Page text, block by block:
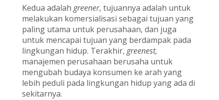
Kedua adalahgreener, tujuannya adalah untuk
melakukan komersialisasi sebagai tujuan yang
paling utama untuk perusahaan, dan juga
untuk mencapai tujuan yang berdampak pada
lingkungan hidup. Terakhir,greenest,
manajemen perusahaan berusaha untuk
mengubah budaya konsumen ke arah yang
lebih peduli pada lingkungan hidup yang ada di
sekitarnya.